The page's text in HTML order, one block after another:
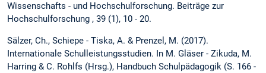
Wissenschafts - und Hochschulforschung. Beiträge zur
Hochschulforschung , 39 (1), 10 - 20.
Sälzer, Ch., Schiepe - Tiska, A. & Prenzel, M. (2017).
Internationale Schulleistungsstudien. In M. Gläser - Zikuda, M.
Harring & C. Rohlfs (Hrsg.), Handbuch Schulpädagogik (S. 166 -